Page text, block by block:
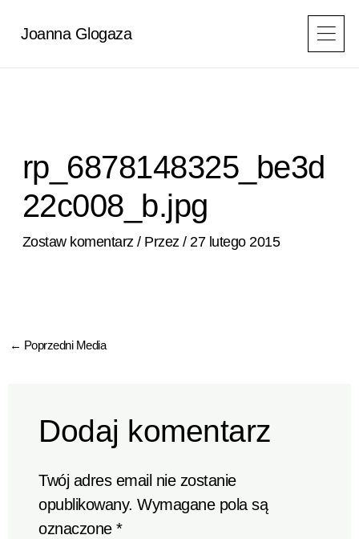
Joanna Glogaza
rp_6878148325_be3d
22c008_b.jpg
Zostaw komentarz / Przez/27 lutego 2015
← Poprzedni Media
Dodaj komentarz
Twój adres email nie zostanie
opublikowany. Wymagane pola są
oznaczone*